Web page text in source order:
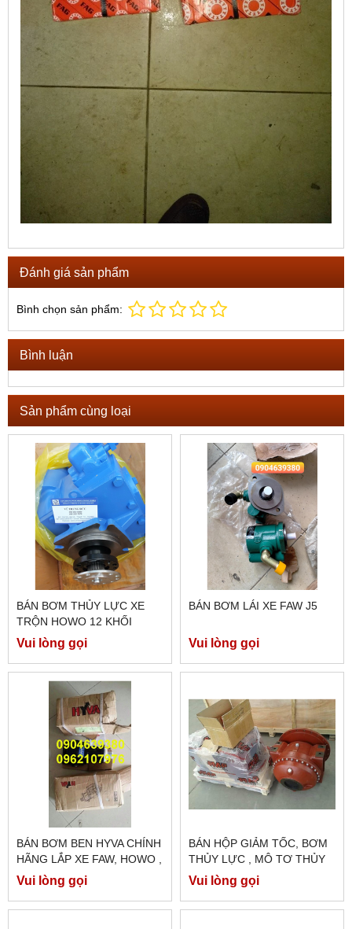
Đánh giá sản phẩm
Bình chọn sản phẩm:
Bình luận
Sản phẩm cùng loại
BÁN BƠM THỦY LỰC XE
TRỘN HOWO 12 KHỐI
Vui lòng gọi
BÁN BƠM LÁI XE FAW J5
Vui lòng gọi
BÁN BƠM BEN HYVA CHÍNH
HÃNG LẮP XE FAW, HOWO ,
ĐẦU KÉO MÓC BEN
Vui lòng gọi
BÁN HỘP GIẢM TỐC, BƠM
THỦY LỰC , MÔ TƠ THỦY
LỰC XE BỒN TRỘN BÊ
TÔNG EATON
Vui lòng gọi